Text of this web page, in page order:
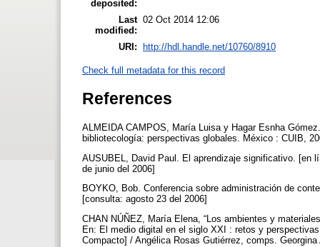
deposited:
Last
modified:
02 Oct 2014 12:06
URI: http://hdl.handle.net/10760/8910
Check full metadata for this record
References
ALMEIDA CAMPOS, María Luisa y Hagar Esnha
bibliotecología: perspectivas globales. México : CUIB,
AUSUBEL, David Paul. El aprendizaje significativo. [en
de junio del 2006]
BOYKO, Bob. Conferencia sobre administración de
[consulta: agosto 23 del 2006]
CHAN NÚÑEZ, María Elena, “Los ambientes y
En: El medio digital en el siglo XXI : retos y
Compacto] / Angélica Rosas Gutiérrez, comps.